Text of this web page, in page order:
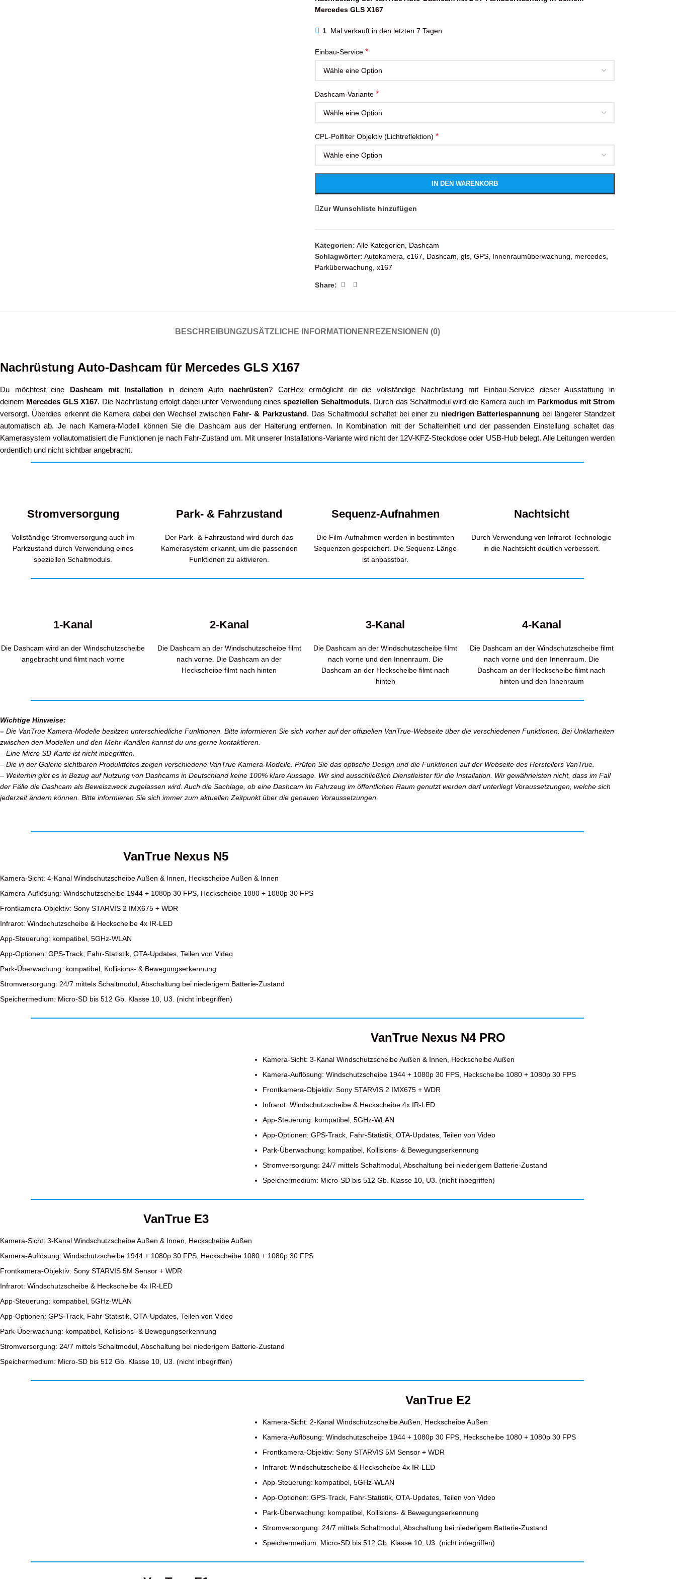
Mercedes GLS X167
1 Mal verkauft in den letzten 7 Tagen
Einbau-Service *
Dashcam-Variante *
CPL-Polfilter Objektiv (Lichtreflektion) *
IN DEN WARENKORB
Zur Wunschliste hinzufügen
Kategorien: Alle Kategorien
Dashcam
Schlagwörter: Autokamera c167 Dashcam gls, GPS, Innenraumüberwachung mercedes,
Parküberwachung x167
Share:
BESCHREIBUNGZUSÄTZLICHE INFORMATIONEN REZENSIONEN (0)
Nachrüstung Auto-Dashcam für Mercedes GLS X167
Du möchtest eine Dashcam mit Installation in deinem Auto nachrüsten? CarHex ermöglicht dir die vollständige Nachrüstung mit Einbau-Service dieser Ausstattung in
deinem Mercedes GLS X167. Die Nachrüstung erfolgt dabei unter Verwendung einesspeziellen Schaltmoduls. Durch das Schaltmodul wird die Kamera auch im Parkmodus mit Strom
versorgt. Überdies erkennt die Kamera dabei den Wechsel zwischen Fahr- & Parkzustand. Das Schaltmodul schaltet bei einer zu niedrigen Batteriespannung bei längerer Standzeit
automatisch ab. Je nach Kamera-Modell können Sie die Dashcam aus der Halterung entfernen. In Kombination mit der Schalteinheit und der passenden Einstellung schaltet das
Kamerasystem vollautomatisiert die Funktionen je nach Fahr-Zustand um. Mit unserer Installations-Variante wird nicht der 12V-KFZ-Steckdose oder USB-Hub belegt. Alle Leitungen werden
ordentlich und nicht sichtbar angebracht.
Stromversorgung
Vollständige Stromversorgung auch im
Parkzustand durch Verwendung eines
speziellen Schaltmoduls.
Park- & Fahrzustand
Der Park- & Fahrzustand wird durch das
Kamerasystem erkannt, um die passenden
Funktionen zu aktivieren.
Sequenz-Aufnahmen
Die Film-Aufnahmen werden in bestimmten
Sequenzen gespeichert. Die Sequenz-Länge
ist anpasstbar.
Nachtsicht
Durch Verwendung von Infrarot-Technologie
in die Nachtsicht deutlich verbessert.
1-Kanal
Die Dashcam wird an der Windschutzscheibe
angebracht und filmt nach vorne
2-Kanal
Die Dashcam an der Windschutzscheibe filmt
nach vorne. Die Dashcam an der
Heckscheibe filmt nach hinten
3-Kanal
Die Dashcam an der Windschutzscheibe filmt
nach vorne und den Innenraum. Die
Dashcam an der Heckscheibe filmt nach
hinten
4-Kanal
Die Dashcam an der Windschutzscheibe filmt
nach vorne und den Innenraum. Die
Dashcam an der Heckscheibe filmt nach
hinten und den Innenraum
Wichtige Hinweise:
– Die VanTrue Kamera-Modelle besitzen unterschiedliche Funktionen. Bitte informieren Sie sich vorher auf der offiziellen VanTrue-Webseite über die verschiedenen Funktionen. Bei Unklarheiten
zwischen den Modellen und den Mehr-Kanälen kannst du uns gerne kontaktieren.
– Eine Micro SD-Karte ist nicht inbegriffen.
– Die in der Galerie sichtbaren Produktfotos zeigen verschiedene VanTrue Kamera-Modelle. Prüfen Sie das optische Design und die Funktionen auf der Webseite des Herstellers VanTrue.
– Weiterhin gibt es in Bezug auf Nutzung von Dashcams in Deutschland keine 100% klare Aussage. Wir sind ausschließlich Dienstleister für die Installation. Wir gewährleisten nicht, dass im Fall
der Fälle die Dashcam als Beweiszweck zugelassen wird. Auch die Sachlage, ob eine Dashcam im Fahrzeug im öffentlichen Raum genutzt werden darf unterliegt Voraussetzungen, welche sich
jederzeit ändern können. Bitte informieren Sie sich immer zum aktuellen Zeitpunkt über die genauen Voraussetzungen.
VanTrue Nexus N5
Kamera-Sicht: 4-Kanal Windschutzscheibe Außen & Innen, Heckscheibe Außen & Innen
Kamera-Auflösung: Windschutzscheibe 1944 + 1080p 30 FPS, Heckscheibe 1080 + 1080p 30 FPS
Frontkamera-Objektiv: Sony STARVIS 2 IMX675 + WDR
Infrarot: Windschutzscheibe & Heckscheibe 4x IR-LED
App-Steuerung: kompatibel, 5GHz-WLAN
App-Optionen: GPS-Track, Fahr-Statistik, OTA-Updates, Teilen von Video
Park-Überwachung: kompatibel, Kollisions- & Bewegungserkennung
Stromversorgung: 24/7 mittels Schaltmodul, Abschaltung bei niederigem Batterie-Zustand
Speichermedium: Micro-SD bis 512 Gb. Klasse 10, U3. (nicht inbegriffen)
VanTrue Nexus N4 PRO
Kamera-Sicht: 3-Kanal Windschutzscheibe Außen & Innen, Heckscheibe Außen
Kamera-Auflösung: Windschutzscheibe 1944 + 1080p 30 FPS, Heckscheibe 1080 + 1080p 30 FPS
Frontkamera-Objektiv: Sony STARVIS 2 IMX675 + WDR
Infrarot: Windschutzscheibe & Heckscheibe 4x IR-LED
App-Steuerung: kompatibel, 5GHz-WLAN
App-Optionen: GPS-Track, Fahr-Statistik, OTA-Updates, Teilen von Video
Park-Überwachung: kompatibel, Kollisions- & Bewegungserkennung
Stromversorgung: 24/7 mittels Schaltmodul, Abschaltung bei niederigem Batterie-Zustand
Speichermedium: Micro-SD bis 512 Gb. Klasse 10, U3. (nicht inbegriffen)
VanTrue E3
Kamera-Sicht: 3-Kanal Windschutzscheibe Außen & Innen, Heckscheibe Außen
Kamera-Auflösung: Windschutzscheibe 1944 + 1080p 30 FPS, Heckscheibe 1080 + 1080p 30 FPS
Frontkamera-Objektiv: Sony STARVIS 5M Sensor + WDR
Infrarot: Windschutzscheibe & Heckscheibe 4x IR-LED
App-Steuerung: kompatibel, 5GHz-WLAN
App-Optionen: GPS-Track, Fahr-Statistik, OTA-Updates, Teilen von Video
Park-Überwachung: kompatibel, Kollisions- & Bewegungserkennung
Stromversorgung: 24/7 mittels Schaltmodul, Abschaltung bei niederigem Batterie-Zustand
Speichermedium: Micro-SD bis 512 Gb. Klasse 10, U3. (nicht inbegriffen)
VanTrue E2
Kamera-Sicht: 2-Kanal Windschutzscheibe Außen, Heckscheibe Außen
Kamera-Auflösung: Windschutzscheibe 1944 + 1080p 30 FPS, Heckscheibe 1080 + 1080p 30 FPS
Frontkamera-Objektiv: Sony STARVIS 5M Sensor + WDR
Infrarot: Windschutzscheibe & Heckscheibe 4x IR-LED
App-Steuerung: kompatibel, 5GHz-WLAN
App-Optionen: GPS-Track, Fahr-Statistik, OTA-Updates, Teilen von Video
Park-Überwachung: kompatibel, Kollisions- & Bewegungserkennung
Stromversorgung: 24/7 mittels Schaltmodul, Abschaltung bei niederigem Batterie-Zustand
Speichermedium: Micro-SD bis 512 Gb. Klasse 10, U3. (nicht inbegriffen)